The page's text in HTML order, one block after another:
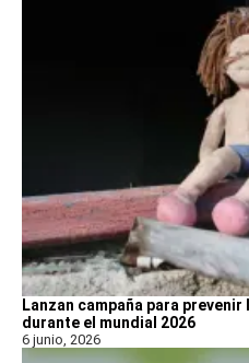
Lanzan campaña para
durante el mundial 2026
6 junio, 2026